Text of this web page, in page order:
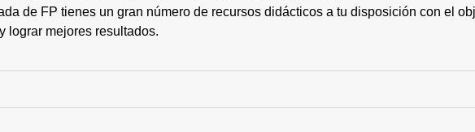
de FP tienes un gran número de recursos didácticos a tu disposición con el
lograr mejores resultados.